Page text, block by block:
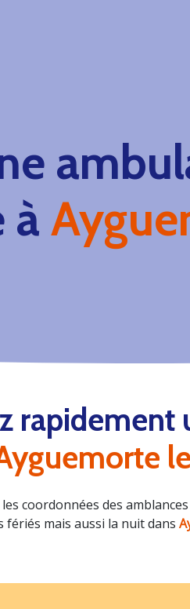
à
rapidement
coordonnées des
fériés mais aussi la nuit dans